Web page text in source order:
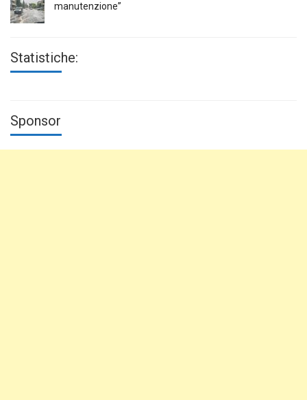
manutenzione”
Statistiche:
Sponsor